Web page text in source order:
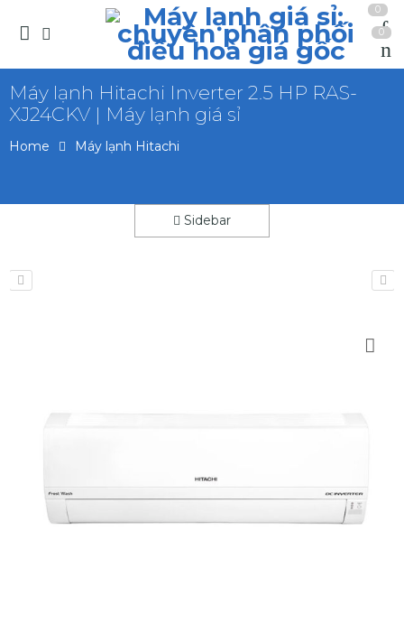
0
0
Máy lạnh Hitachi Inverter 2.5 HP RAS-
XJ24CKV | Máy lạnh giá sỉ
Home Máy lạnh Hitachi
Sidebar